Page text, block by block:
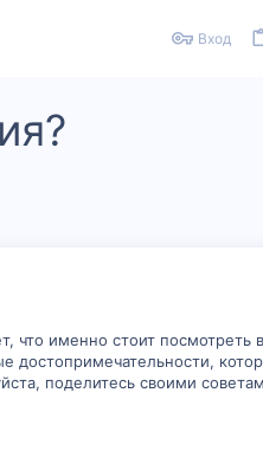
Вход
что именно стоит посмотреть
достопримечательности,
поделитесь своими